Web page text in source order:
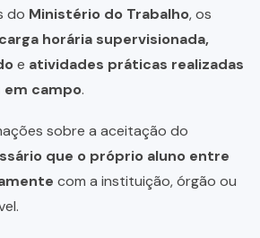
do Ministério do Trabalho, os
carga horária supervisionada,
e atividades práticas realizadas
em campo.
sobre a aceitação do
que o próprio aluno entre
com a instituição, órgão ou